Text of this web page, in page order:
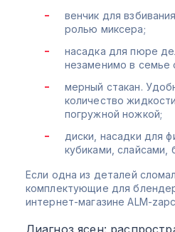
венчик для
ролью миксера;
насадка для пюре
незаменимо в семье
мерный стакан.
количество
погружной ножкой;
диски, насадки для
кубиками, слайсами,
Если одна из деталей
комплектующие для
интернет-магазине ALM-
Диагноз ясен: